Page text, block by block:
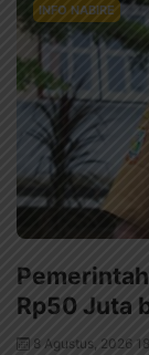
INFO NABIRE
Rp50 Juta
8 Agustus, 2026